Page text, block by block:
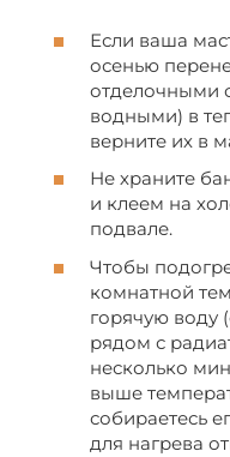
Если ваша
осенью
отделочными
водными) в
верните их в
Не храните
и клеем на
подвале.
Чтобы
комнатной
горячую воду
рядом с
несколько
выше
собираетесь
для нагрева